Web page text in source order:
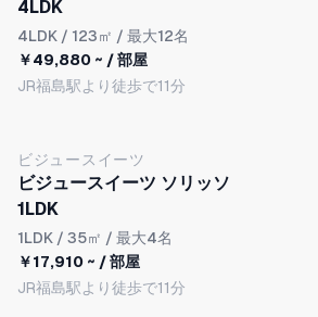
4LDK
4LDK / 123㎡ / 最大12名
￥49,880 ~ / 部屋
JR福島駅より徒歩で11分
ビジュースイーツ
ビジュースイーツ ソリッソ
1LDK
1LDK / 35㎡ / 最大4名
￥17,910 ~ / 部屋
JR福島駅より徒歩で11分